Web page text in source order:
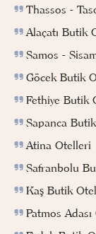
Thassos -
Alaçatı Butik
Samos -
Göcek Butik
Fethiye Butik
Sapanca
Atina Otelleri
Safranbolu
Kaş Butik
Patmos